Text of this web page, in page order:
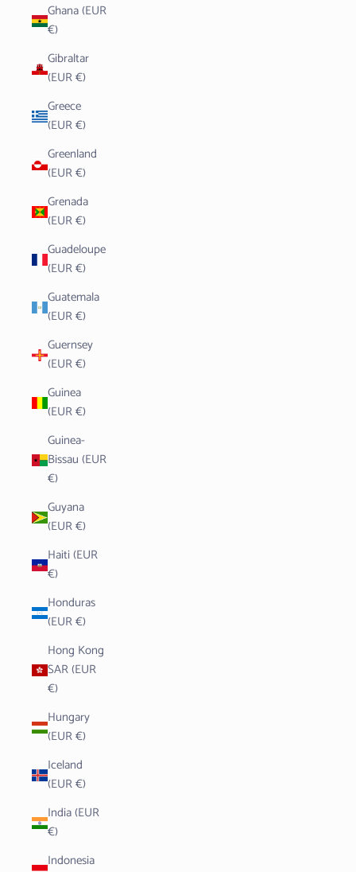
Ghana (EUR
€)
Gibraltar
(EUR €)
Greece
(EUR €)
Greenland
(EUR €)
Grenada
(EUR €)
Guadeloupe
(EUR €)
Guatemala
(EUR €)
Guernsey
(EUR €)
Guinea
(EUR €)
Guinea-
Bissau (EUR
€)
Guyana
(EUR €)
Haiti (EUR
€)
Honduras
(EUR €)
Hong Kong
SAR (EUR
€)
Hungary
(EUR €)
Iceland
(EUR €)
India (EUR
€)
Indonesia